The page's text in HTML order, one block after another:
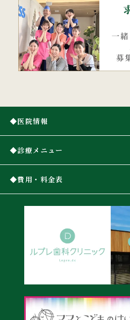
医院情報
診療メニュー
費用・料金表